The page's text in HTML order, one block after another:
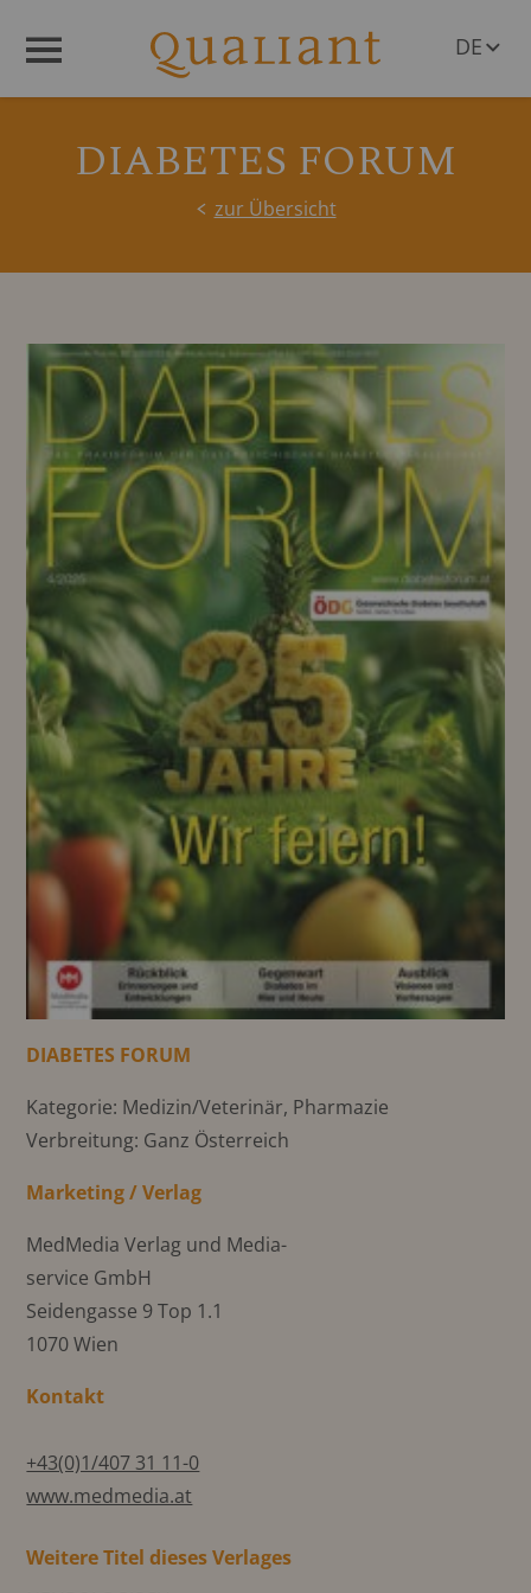
DE
DIABETES FORUM
zur Übersicht
DIABETES FORUM
Kategorie: Medizin/Veterinär, Pharmazie
Verbreitung: Ganz Österreich
Marketing / Verlag
MedMedia Verlag und Media-
service GmbH
Seidengasse 9 Top 1.1
1070 Wien
Kontakt
+43(0)1/407 31 11-0
www.medmedia.at
Weitere Titel dieses Verlages